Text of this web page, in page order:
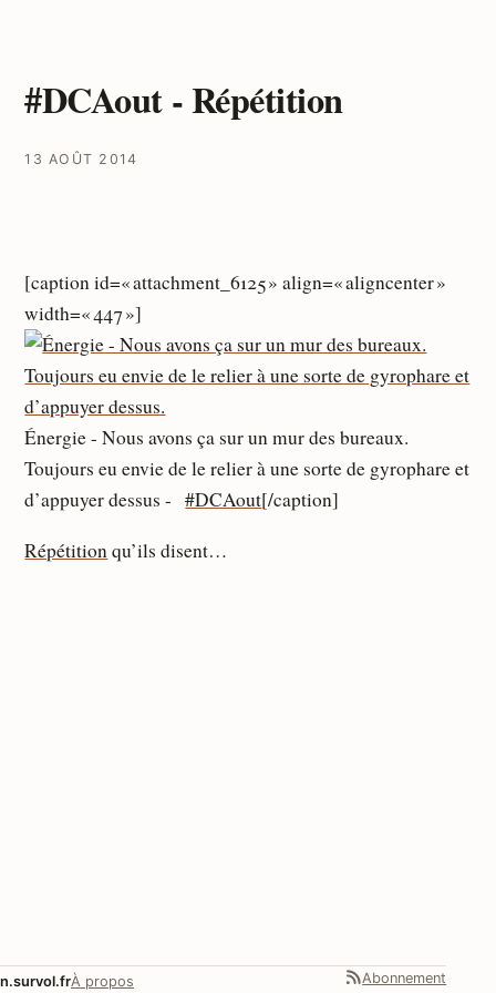
#DCAout - Répétition
13 AOÛT 2014
[caption id=« attachment_6125 » align=« aligncenter »
width=« 447 »]
Énergie - Nous avons ça sur un mur des bureaux.
Toujours eu envie de le relier à une sorte de gyrophare et
d’appuyer dessus -#DCAout[/caption]
Répétitionqu’ils disent…
n.survol.frÀ propos Abonnement